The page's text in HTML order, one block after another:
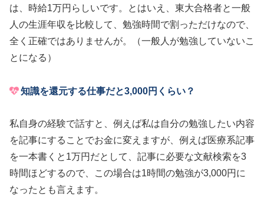
は、時給1万円らしいです。とはいえ、東大合格者と一般
人の生涯年収を比較して、勉強時間で割っただけなので、
全く正確ではありませんが。（一般人が勉強していないこ
とになる）
知識を還元する仕事だと3,000円くらい？
私自身の経験で話すと、例えば私は自分の勉強したい内容
を記事にすることでお金に変えますが、例えば医療系記事
を一本書くと1万円だとして、記事に必要な文献検索を3
時間ほどするので、この場合は1時間の勉強が3,000円に
なったとも言えます。